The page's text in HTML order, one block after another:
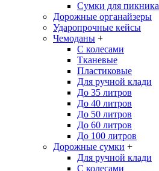
Сумки для пикника
Дорожные органайзеры
Ударопрочные кейсы
Чемоданы +
С колесами
Тканевые
Пластиковые
Для ручной клади
До 35 литров
До 40 литров
До 50 литров
До 60 литров
До 100 литров
Дорожные сумки +
Для ручной клади
С колесами